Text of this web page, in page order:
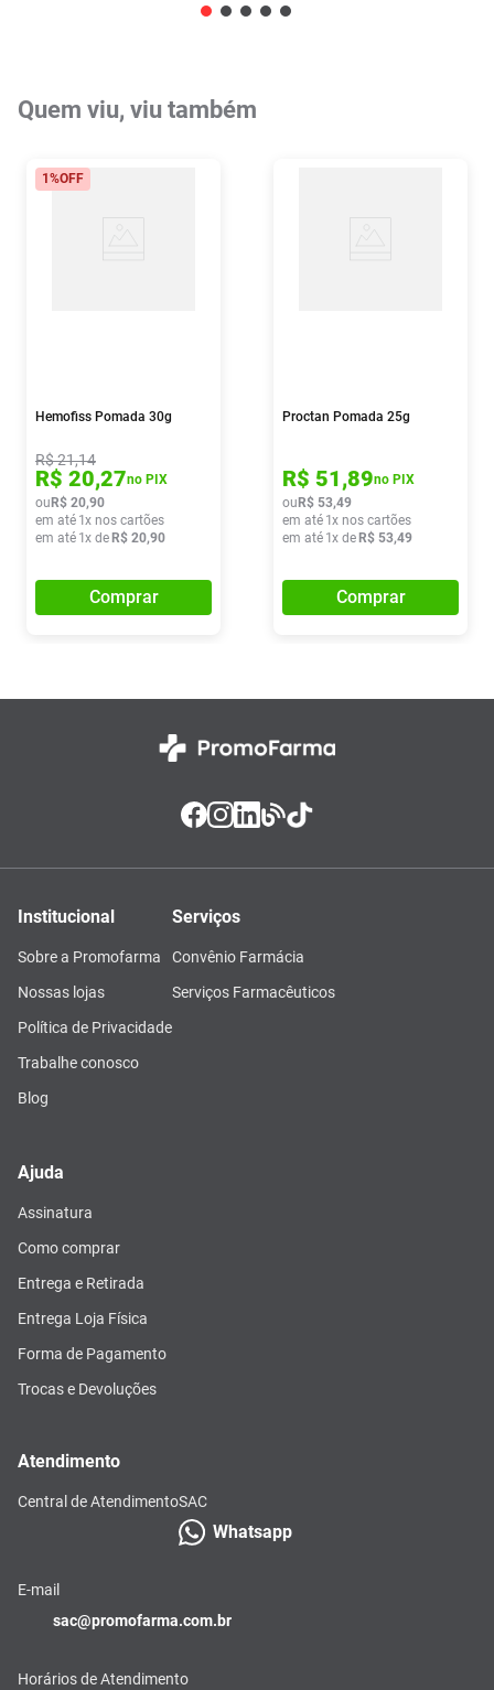
Quem viu, viu também
1%OFF
Hemofiss Pomada 30g
R$21,14
R$ 20,27no PIX
ou R$ 20,90
em até 1x nos cartões
em até 1x de R$ 20,90
Comprar
Proctan Pomada 25g
R$ 51,89no PIX
ou R$ 53,49
em até 1x nos cartões
em até 1x de R$ 53,49
Comprar
Institucional
Sobre a Promofarma
Nossas lojas
Política de Privacidade
Trabalhe conosco
Blog
Serviços
Convênio Farmácia
Serviços Farmacêuticos
Ajuda
Assinatura
Como comprar
Entrega e Retirada
Entrega Loja Física
Forma de Pagamento
Trocas e Devoluções
Atendimento
Central de AtendimentoSAC
Whatsapp
E-mail
sac@promofarma.com.br
Horários de Atendimento